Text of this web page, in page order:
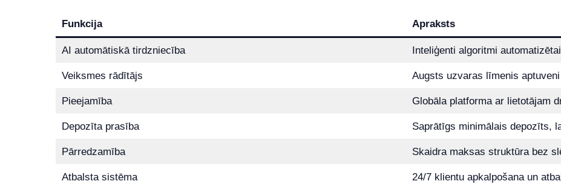
Funkcija Apraksts
AI automātiskā tirdzniecība Inteliģenti algoritmi
Veiksmes rādītājs Augsts uzvaras līmenis
Pieejamība Globāla platforma ar lietotājam
Depozīta prasība Saprātīgs minimālais depozīts,
Pārredzamība Skaidra maksas struktūra bez
Atbalsta sistēma 24/7 klientu apkalpošana un